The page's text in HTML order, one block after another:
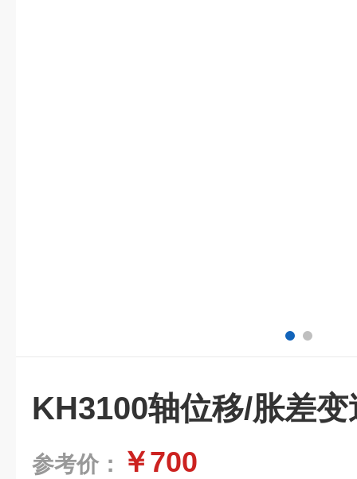
KH3100轴位移/胀差变
参考价： ￥700